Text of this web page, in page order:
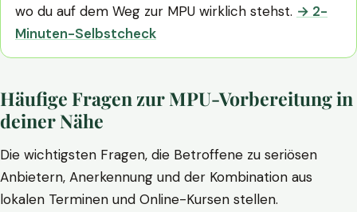
wo du auf dem Weg zur MPU wirklich stehst. → 2-
Minuten-Selbstcheck
Häufige Fragen zur MPU-Vorbereitung in
deiner Nähe
Die wichtigsten Fragen, die Betroffene zu seriösen
Anbietern, Anerkennung und der Kombination aus
lokalen Terminen und Online-Kursen stellen.